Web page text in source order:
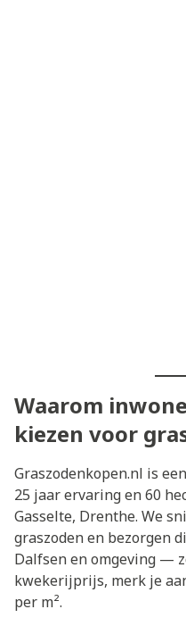
Waarom
kiezen voor
Graszodenkopen.nl is
25 jaar ervaring en 60
Gasselte, Drenthe. We
graszoden en bezorgen
Dalfsen en omgeving —
kwekerijprijs, merk je
per m².